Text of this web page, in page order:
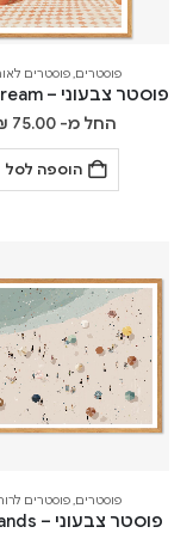
פוסטרים,פוסטרים
החל מ- 75.00
הוספה לסל
פוסטרים,פוסטרים
פוסטר צבעוני – Soft Sands